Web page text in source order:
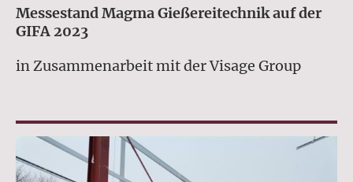
Messestand Magma Gießereitechnik auf der
GIFA 2023
in Zusammenarbeit mit der Visage Group